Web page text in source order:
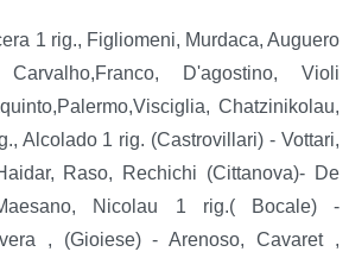
1 rig., Figliomeni, Murdaca, Auguero
D'agostino, Violi
Chatzinikolau,
Alcolado 1 rig. (Castrovillari) - Vottari,
Raso, Rechichi (Cittanova)- De
Nicolau 1 rig.( Bocale) -
, (Gioiese) - Arenoso, Cavaret ,